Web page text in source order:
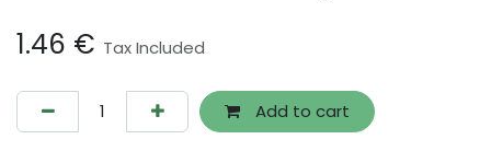
1.46 € Tax Included
Add to cart